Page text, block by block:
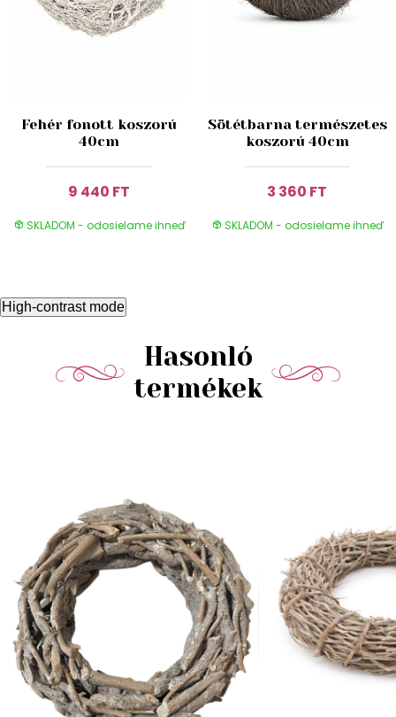
Fehér fonott koszorú
40cm
9 440 FT
SKLADOM - odosielame ihneď
Sötétbarna természetes
koszorú 40cm
3 360 FT
SKLADOM - odosielame ihneď
High-contrast mode
Hasonló
termékek